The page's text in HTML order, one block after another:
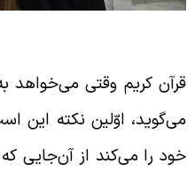
کریم وقتی می‌خواهد
اوّلین نکته این
را می‌کند از آن‌جایی که